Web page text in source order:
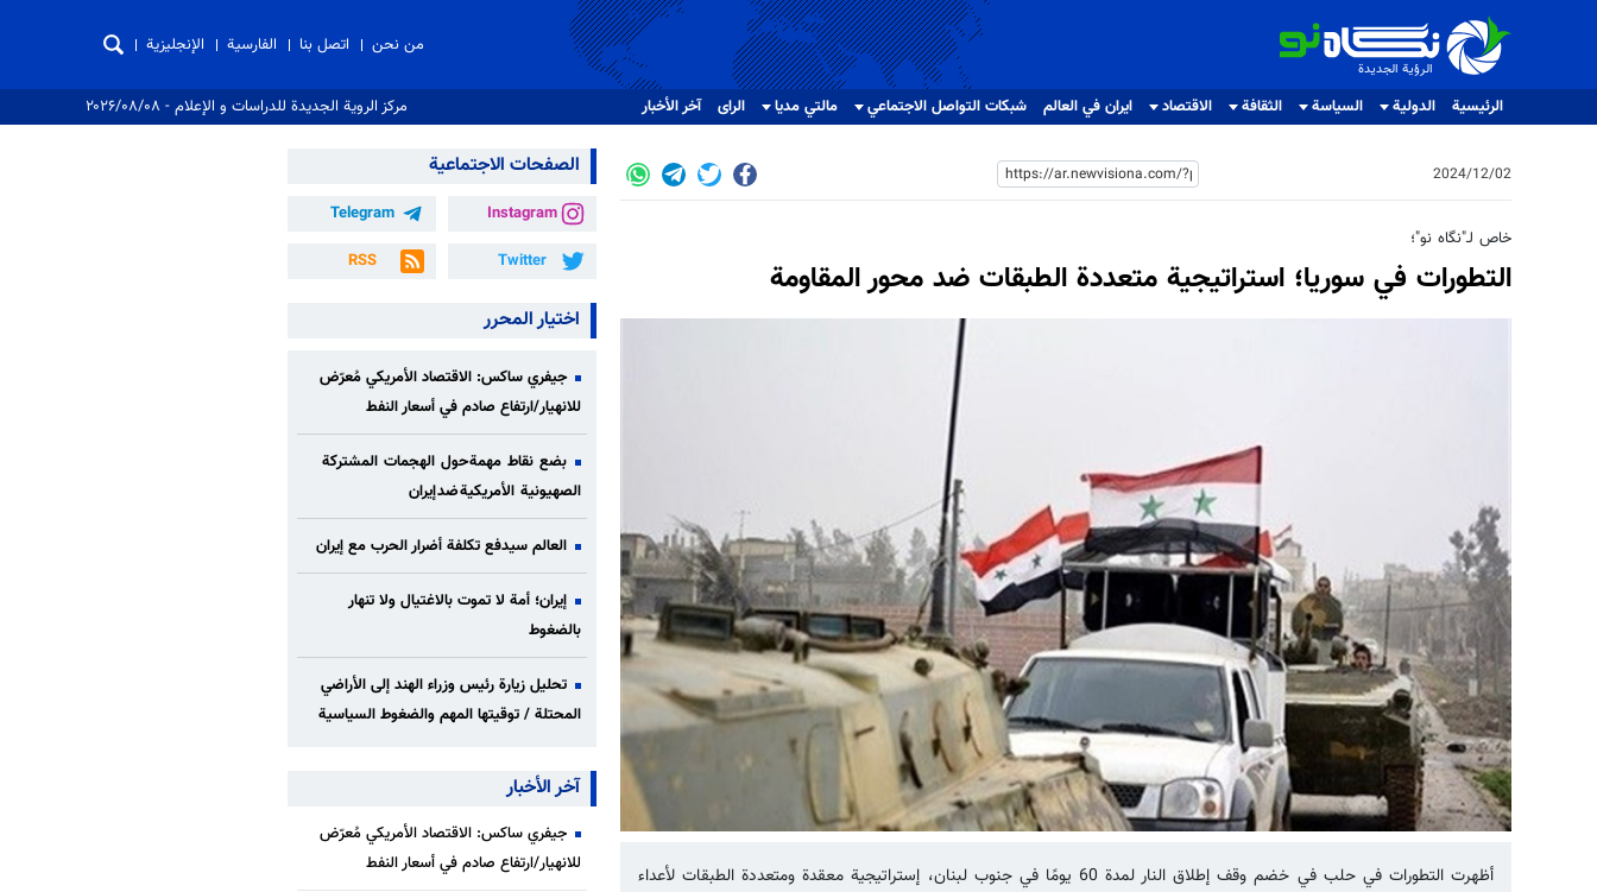
الرؤية الجديدة
الرؤية الجديدة
من نحن اتصل بنا الفارسية الإنجليزية
الرئيسية الدولية السياسة الثقافة الاقتصاد ايران في العالم شبکات التواصل الاجتماعي مالتي مدیا الرای آخر الأخبار مركز الروية الجدیدة للدراسات و الإعلام - ۲۰۲۶/۰۸/۰۸
2024/12/02
خاص لـ"نگاه نو"؛
التطورات في سوريا؛ استراتيجية متعددة الطبقات ضد محور المقاومة
أظهرت التطورات في حلب في خضم وقف إطلاق النار لمدة 60 يومًا في جنوب لبنان، إستراتيجية معقدة ومتعددة الطبقات لأعداء
الصفحات الاجتماعية
Instagram
Telegram
Twitter
RSS
اختيار المحرر
جيفري ساكس: الاقتصاد الأمريكي مُعرّض
للانهيار/ارتفاع صادم في أسعار النفط
بضع نقاط مهمة حول الهجمات المشتركة
الصهيونية الأمريكية ضد إيران
العالم سيدفع تكلفة أضرار الحرب مع إيران
إيران؛ أمة لا تموت بالاغتيال ولا تنهار
بالضغوط
تحليل زيارة رئيس وزراء الهند إلى الأراضي
المحتلة / توقيتها المهم والضغوط السياسية
آخر الأخبار
جيفري ساكس: الاقتصاد الأمريكي مُعرّض
للانهيار/ارتفاع صادم في أسعار النفط